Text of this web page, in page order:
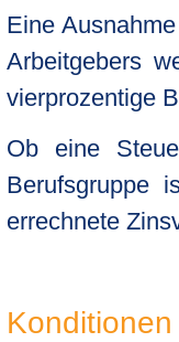
Eine
Arbeitgebers
vierprozentige
Ob eine
Berufsgruppe
errechnete